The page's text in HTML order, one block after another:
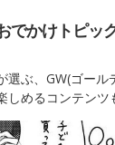
でかけトピッ
選ぶ、GW(ゴール
しめるコンテンツ